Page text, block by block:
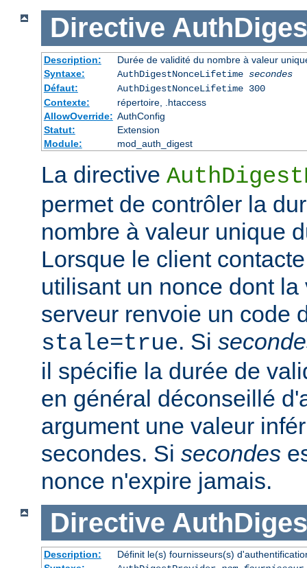
Directive
Description:
Durée de validité du nombre à valeur
Syntaxe:
AuthDigestNonceLifetime secondes
Défaut:
AuthDigestNonceLifetime 300
Contexte:
répertoire, .htaccess
AllowOverride: AuthConfig
Statut:
Extension
Module:
mod_auth_digest
La directive
permet de contrôler la
nombre à valeur unique
Lorsque le client
utilisant un nonce dont
serveur renvoie un code
stale=true. Si
il spécifie la durée de
en général déconseillé
argument une valeur
secondes. Si secondes
nonce n'expire jamais.
Directive
Description:
Définit le(s) fournisseurs(s)